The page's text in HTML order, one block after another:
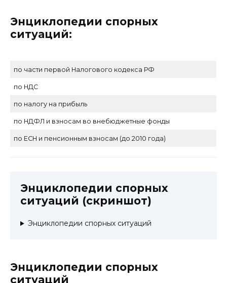
Энциклопедии спорных
ситуаций:
по части первой Налогового кодекса РФ
по НДС
по налогу на прибыль
по НДФЛ и взносам во внебюджетные фонды
по ЕСН и пенсионным взносам (до 2010 года)
Энциклопедии спорных
ситуаций (скриншот)
Энциклопедии спорных ситуаций
Энциклопедии спорных
ситуаций